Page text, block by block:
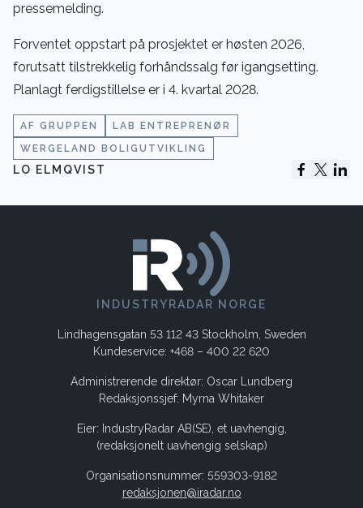
pressemelding.
Forventet oppstart på prosjektet er høsten 2026,
forutsatt tilstrekkelig forhåndssalg før igangsetting.
Planlagt ferdigstillelse er i 4. kvartal 2028.
AF GRUPPEN
LAB ENTREPRENØR
WERGELAND BOLIGUTVIKLING
LO ELMQVIST
INDUSTRYRADAR NORGE
Lindhagensgatan 53 112 43 Stockholm, Sweden
Kundeservice: +468 – 400 22 620
Administrerende direktør: Oscar Lundberg
Redaksjonssjef: Myrna Whitaker
Eier: IndustryRadar AB(SE), et uavhengig,
(redaksjonelt uavhengig selskap)
Organisationsnummer: 559303-9182
redaksjonen@iradar.no